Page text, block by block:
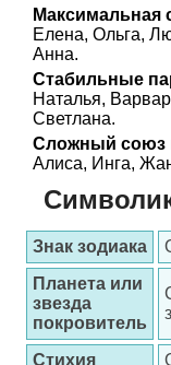
Максимальная
Елена, Ольга,
Анна.
Стабильные
Наталья,
Светлана.
Сложный союз
Алиса, Инга,
Знак зодиака
Планета или
звезда
покровитель
Стихия